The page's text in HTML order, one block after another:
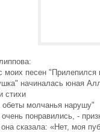
моих песен "Прилепился
начиналась юная
стихи
обеты молчанья нарушу"
понравились, -
сказала: «Нет, моя